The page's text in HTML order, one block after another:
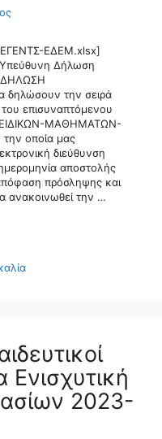
ΕΔΕΜ.xlsx]
Δήλωση
την σειρά
επισυναπτόμενου
ΕΙΔΙΚΩΝ-ΜΑΘΗΜΑΤΩΝ-
οποία μας
διεύθυνση
αποστολής
πρόσληψης και
ανακοινωθεί την …
Ενισχυτική
2023-